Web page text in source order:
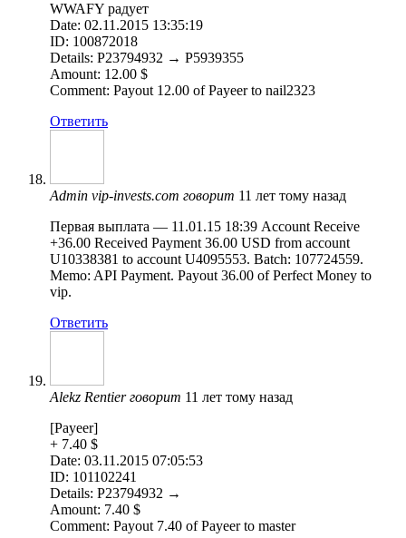
WWAFY радует
Date: 02.11.2015 13:35:19
ID: 100872018
Details: P23794932 → P5939355
Amount: 12.00 $
Comment: Payout 12.00 of Payeer to nail2323
Ответить
Admin vip-invests.com говорит 11 лет тому назад
Первая выплата — 11.01.15 18:39 Account Receive
+36.00 Received Payment 36.00 USD from account
U10338381 to account U4095553. Batch: 107724559.
Memo: API Payment. Payout 36.00 of Perfect Money to
vip.
Ответить
Alekz Rentierговорит 11 лет тому назад
[Payeer]
+ 7.40 $
Date: 03.11.2015 07:05:53
ID: 101102241
Details: P23794932 →
Amount: 7.40 $
Comment: Payout 7.40 of Payeer to master